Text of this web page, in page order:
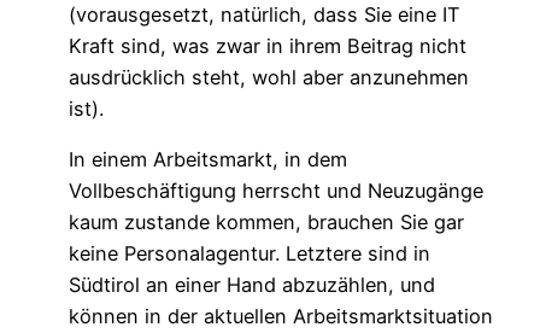
(vorausgesetzt, natürlich, dass Sie eine IT
Kraft sind, was zwar in ihrem Beitrag nicht
ausdrücklich steht, wohl aber anzunehmen
ist).
In einem Arbeitsmarkt, in dem
Vollbeschäftigung herrscht und Neuzugänge
kaum zustande kommen, brauchen Sie gar
keine Personalagentur. Letztere sind in
Südtirol an einer Hand abzuzählen, und
können in der aktuellen Arbeitsmarktsituation